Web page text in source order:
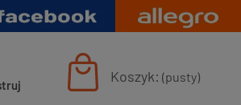
Koszyk: (pusty)